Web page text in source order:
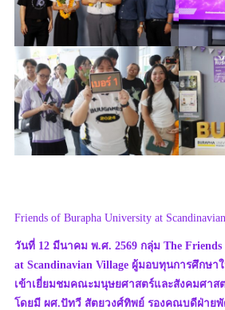
Friends of Burapha University at
วันที่ 12 มีนาคม พ.ศ. 2569 กลุ่ม The
at Scandinavian Village ผู้มอบทุนการศึกษ
เข้าเยี่ยมชมคณะมนุษยศาสตร์และสังคมศาส
โดยมี ผศ.ปัทวี สัตยวงศ์ทิพย์ รองคณบดีฝ่าย